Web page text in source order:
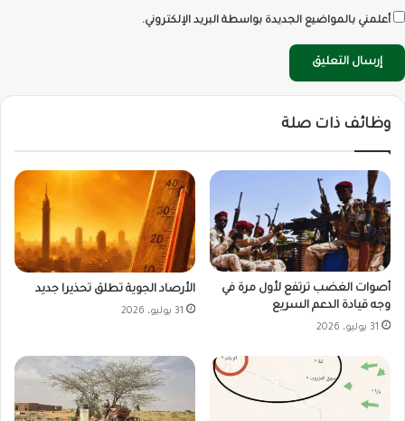
أعلمني بالمواضيع الجديدة بواسطة البريد الإلكتروني.
وظائف ذات صلة
أصوات الغضب ترتفع لأول مرة في
وجه قيادة الدعم السريع
31 يوليو، 2026
الأرصاد الجوية تطلق تحذيرا جديد
31 يوليو، 2026